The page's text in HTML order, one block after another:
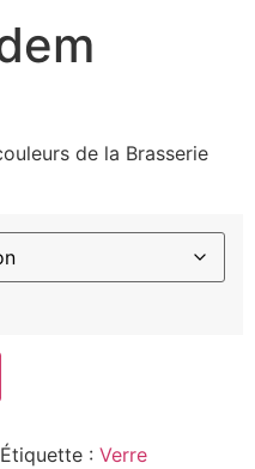
de la Brasserie
Étiquette : Verre